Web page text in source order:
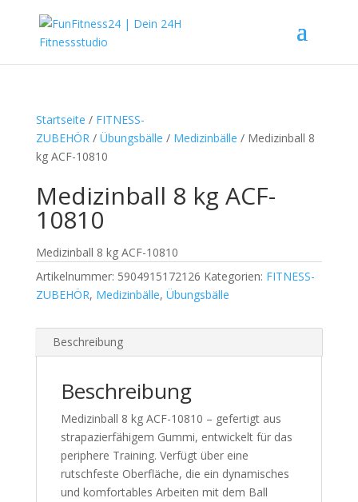
Startseite / FITNESS-
ZUBEHÖR/ Übungsbälle / Medizinbälle / Medizinball 8
kg ACF-10810
Medizinball 8 kg ACF-
10810
Medizinball 8 kg ACF-10810
Artikelnummer: 5904915172126 Kategorien: FITNESS-
ZUBEHÖR, Medizinbälle, Übungsbälle
Beschreibung
Beschreibung
Medizinball 8 kg ACF-10810 – gefertigt aus
strapazierfähigem Gummi, entwickelt für das
periphere Training. Verfügt über eine
rutschfeste Oberfläche, die ein dynamisches
und komfortables Arbeiten mit dem Ball